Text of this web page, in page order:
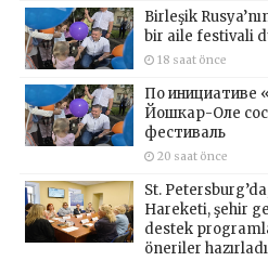
Birleşik
bir aile festivali
18 saat önce
По инициативе
Йошкар-Оле
фестиваль
20 saat önce
St.
Hareketi, şehir
destek
öneriler hazırladı